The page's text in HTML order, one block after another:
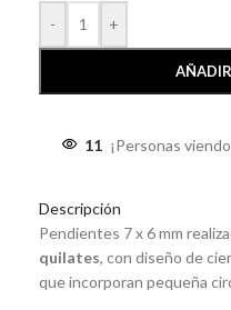
-
+
11 ¡Personas
Descripción
Pendientes 7 x 6 mm
quilates, con diseño de
que incorporan pequeña